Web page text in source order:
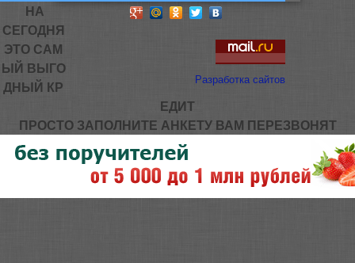
Разработка сайтов
НА
СЕГОДНЯ
ЭТО САМ
ЫЙ ВЫГО
ДНЫЙ КР
ЕДИТ
ПРОСТО ЗАПОЛНИТЕ АНКЕТУ ВАМ ПЕРЕЗВОНЯТ